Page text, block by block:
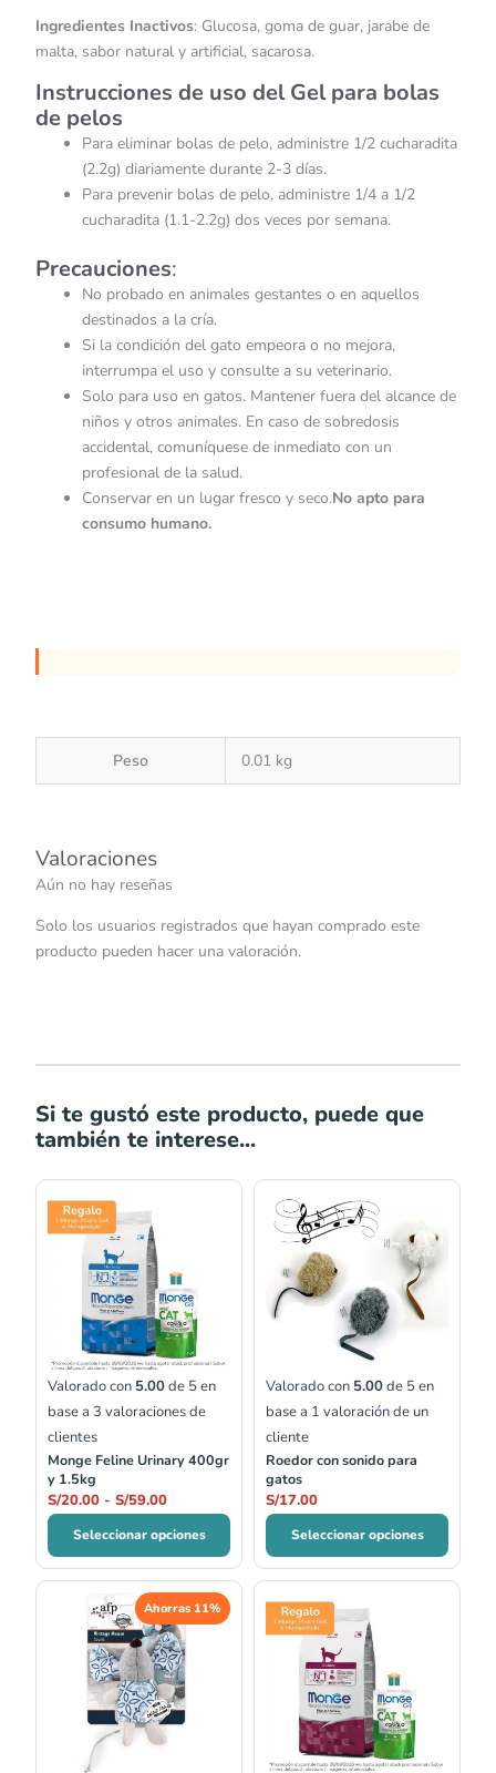
Ingredientes Inactivos: Glucosa, goma de guar, jarabe de
malta, sabor natural y artificial, sacarosa.
Instrucciones de uso del Gel para bolas
de pelos
Para eliminar bolas de pelo, administre 1/2 cucharadita
(2.2g) diariamente durante 2-3 días.
Para prevenir bolas de pelo, administre 1/4 a 1/2
cucharadita (1.1-2.2g) dos veces por semana.
Precauciones:
No probado en animales gestantes o en aquellos
destinados a la cría.
Si la condición del gato empeora o no mejora,
interrumpa el uso y consulte a su veterinario.
Solo para uso en gatos. Mantener fuera del alcance de
niños y otros animales. En caso de sobredosis
accidental, comuníquese de inmediato con un
profesional de la salud.
Conservar en un lugar fresco y seco.No apto para
consumo humano.
Peso 0.01 kg
Valoraciones
Aún no hay reseñas
Solo los usuarios registrados que hayan comprado este
producto pueden hacer una valoración.
Si te gustó este producto, puede que
también te interese...
Valorado con 5.00de 5 en
base a 3 valoraciones de
clientes
Monge Feline Urinary 400gr
y 1.5kg
S/20.00 - S/59.00
desde
S/20.00
hasta
S/59.00
Seleccionar opciones
Valorado con 5.00de 5 en
base a 1 valoración de un
cliente
Roedor con sonido para
gatos
S/17.00
Seleccionar opciones
Ahorras 11%
El
precio
original
era:
S/22.00.
El
precio
actual
es:
S/19.50.
desde
S/20.00
hasta
S/59.00